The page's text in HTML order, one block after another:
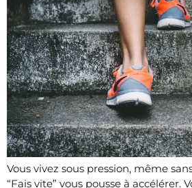
Vous vivez sous pression, même
“Fais vite” vous pousse à accélérer.